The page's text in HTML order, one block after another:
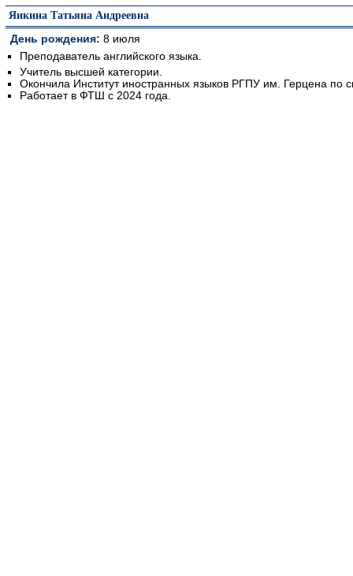
Яикина Татьяна Андреевна
День рождения: 8 июля
Преподаватель английского языка.
Учитель высшей категории.
Окончила Институт иностранных языков РГПУ им. Герцена по
Работает в ФТШ с 2024 года.